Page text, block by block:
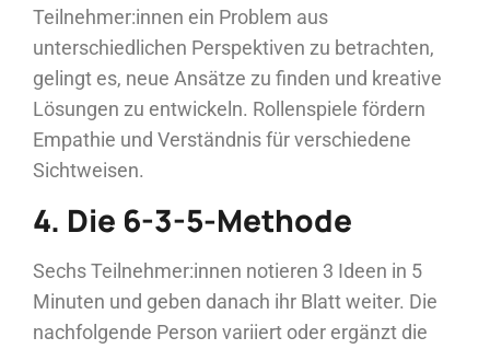
Teilnehmer:innen ein Problem aus
unterschiedlichen Perspektiven zu betrachten,
gelingt es, neue Ansätze zu finden und kreative
Lösungen zu entwickeln. Rollenspiele fördern
Empathie und Verständnis für verschiedene
Sichtweisen.
4. Die 6-3-5-Methode
Sechs Teilnehmer:innen notieren 3 Ideen in 5
Minuten und geben danach ihr Blatt weiter. Die
nachfolgende Person variiert oder ergänzt die